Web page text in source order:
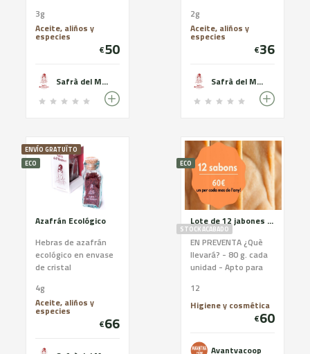
3g
Aceite, aliños y
especies
€50
Safrà del Montsec
2g
Aceite, aliños y
especies
€36
Safrà del Montsec
ENVÍO GRATUÏTO
ECO
Azafrán Ecológico
Hebras de azafrán
ecológico en envase
de cristal
4g
Aceite, aliños y
especies
€66
STOCK ACABADO
ECO
Lote de 12 jabones ecológicos
EN PREVENTA ¿Què
llevará? - 80 g. cada
unidad - Apto para
Materias primas de
proximidad -
Ingredientes 100%
hecho a mano y en
12
Higiene y cosmética
€60
Avantvacoop